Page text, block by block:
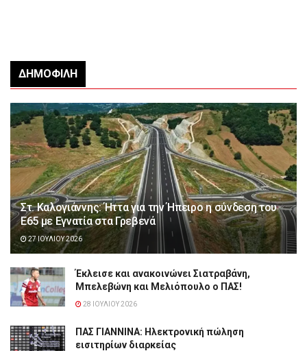
ΔΗΜΟΦΙΛΉ
Στ. Καλογιάννης: Ήττα για την Ήπειρο η σύνδεση του
Ε65 με Εγνατία στα Γρεβενά
27 ΙΟΥΛΊΟΥ 2026
Έκλεισε και ανακοινώνει Σιατραβάνη,
Μπελεβώνη και Μελιόπουλο ο ΠΑΣ!
28 ΙΟΥΛΊΟΥ 2026
ΠΑΣ ΓΙΑΝΝΙΝΑ: Hλεκτρονική πώληση
εισιτηρίων διαρκείας